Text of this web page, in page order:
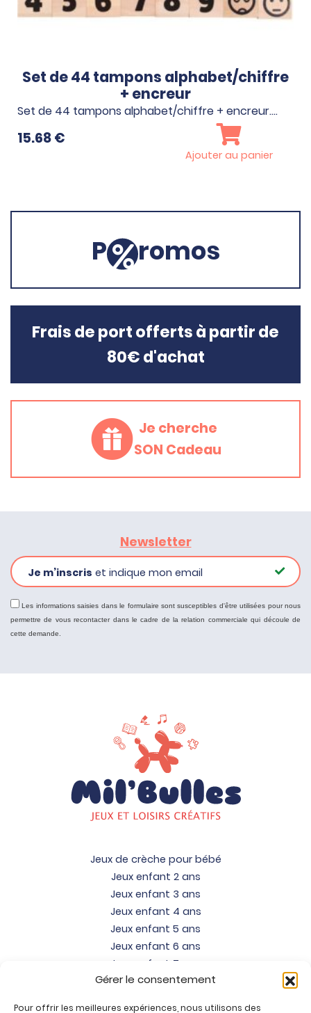
Gérer le consentement
Pour offrir les meilleures expériences, nous utilisons des
Set de 44 tampons alphabet/chiffre
+ encreur
Set de 44 tampons alphabet/chiffre + encreur.…
15.68€
Ajouter au panier
P romos
Frais de port offerts à partir de
80€ d'achat
Je cherche
SON Cadeau
Newsletter
Je m’inscris et indique mon email
Les informations saisies dans le formulaire sont susceptibles d'être utilisées pour nous
permettre de vous recontacter dans le cadre de la relation commerciale qui découle de
cette demande.
Jeux de crèche pour bébé
Jeux enfant 2 ans
Jeux enfant 3 ans
Jeux enfant 4 ans
Jeux enfant 5 ans
Jeux enfant 6 ans
Jeux enfant 7 ans
Jeux enfant 8 ans